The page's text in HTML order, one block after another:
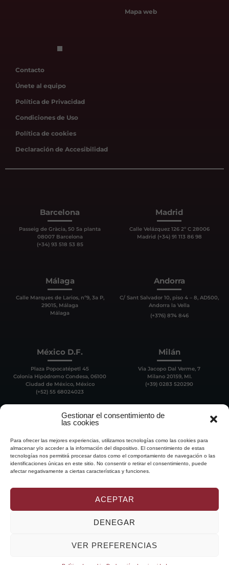
Gestionar el consentimiento de
las cookies
Para ofrecer las mejores experiencias, utilizamos tecnologías como las cookies para
almacenar y/o acceder a la información del dispositivo. El consentimiento de estas
tecnologías nos permitirá procesar datos como el comportamiento de navegación o las
identificaciones únicas en este sitio. No consentir o retirar el consentimiento, puede
afectar negativamente a ciertas características y funciones.
ACEPTAR
DENEGAR
VER PREFERENCIAS
Mapa web
Contacto
Únete al equipo
Política de Privacidad
Condiciones de Uso
Política de cookies
Declaración de Accesibilidad
Barcelona
Passeig de Gràcia, 50 5a planta
08007 Barcelona
(+34) 93 518 53 85
Madrid
Calle Velázquez 126 2º C 28006
Madrid (+34) 91 113 86 98
Málaga
Calle Marques de Larios, nº9, 3a P,
29015, Málaga
Málaga
Andorra
C/ Sant Salvador 10, piso 4 – 8, AD500,
Andorra la Vella
(+376) 874 846
México D.F.
Plaza Popocatépetl 45
Colonia Hipódromo Condesa, 06100
Ciudad de México, México
(+52) 55 68024023
Milán
Via Jacopo Dal Verme, 7
Milano 20159, MI.
(+39) 0283 520290
Gràcia 50, planta 5 | +34 935 185 385 | 08007 BARCELONA